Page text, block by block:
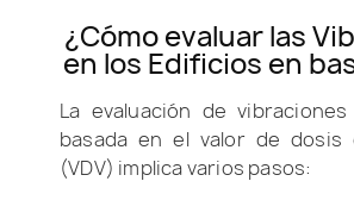
¿Cómo evaluar las
en los Edificios en
La evaluación de
basada en el valor de dosis
(VDV) implica varios pasos: